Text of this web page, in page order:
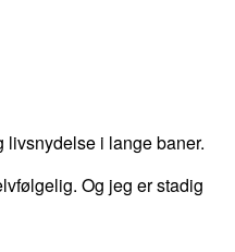
i lange baner.
Og jeg er stadig